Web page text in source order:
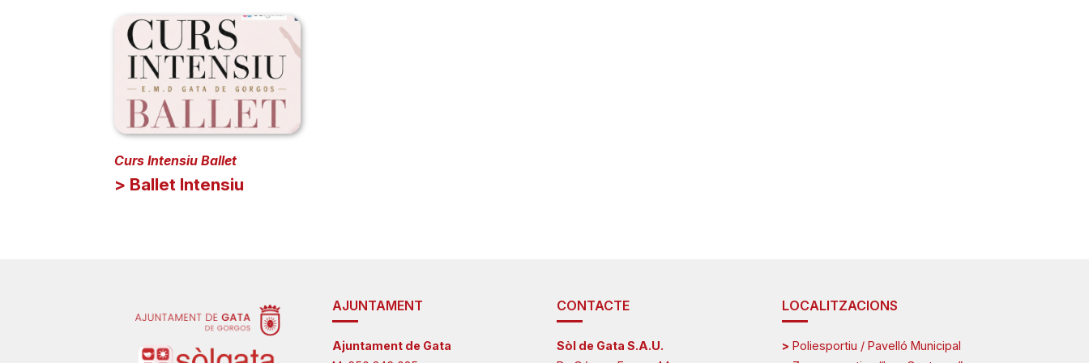
Curs Intensiu Ballet
> Ballet Intensiu
AJUNTAMENT
Ajuntament de Gata
CONTACTE
Sòl de Gata S.A.U.
LOCALITZACIONS
> Poliesportiu / Pavelló Municipal